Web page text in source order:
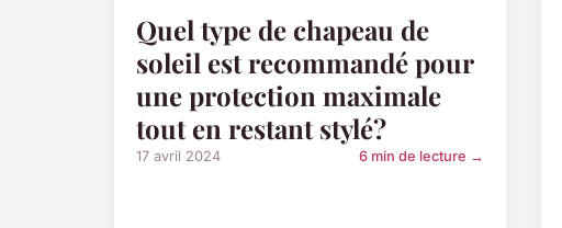
Quel type de chapeau de
soleil est recommandé pour
une protection maximale
tout en restant stylé?
17 avril 2024 6 min de lecture →